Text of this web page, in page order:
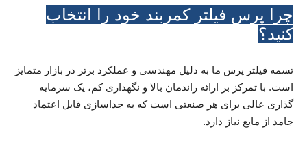
چرا پرس فیلتر کمربند خود را انتخاب
کنید؟
تسمه فیلتر پرس ما به دلیل مهندسی و عملکرد برتر در بازار متمایز
است. با تمرکز بر ارائه راندمان بالا و نگهداری کم، یک سرمایه
گذاری عالی برای هر صنعتی است که به جداسازی قابل اعتماد
جامد از مایع نیاز دارد.